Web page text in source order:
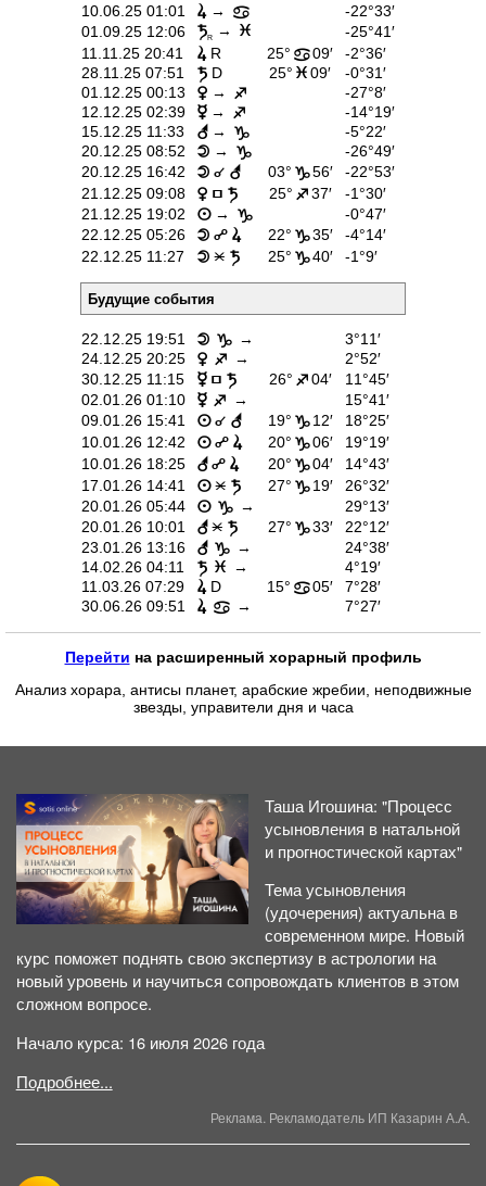
10.06.25 01:01 s→ >
-22°33′
01.09.25 12:06
tR → F
-25°41′
11.11.25 20:41
sR 25° > 09′
-2°36′
28.11.25 07:51
t D 25° F 09′
-0°31′
01.12.25 00:13
q → C
-27°8′
12.12.25 02:39
p→ C
-14°19′
15.12.25 11:33
r→ D
-5°22′
20.12.25 08:52
o → D
-26°49′
20.12.25 16:42
o É r 03° D 56′
-22°53′
21.12.25 09:08
q Í t 25° C 37′
-1°30′
21.12.25 19:02
n→ D
-0°47′
22.12.25 05:26
o Ñ s 22° D 35′
-4°14′
22.12.25 11:27
o Ë t 25° D 40′ -1°9′
Будущие события
22.12.25 19:51 o D →
3°11′
24.12.25 20:25
q C →
2°52′
30.12.25 11:15
p Í t 26° C 04′
11°45′
02.01.26 01:10
p C →
15°41′
09.01.26 15:41
n É r 19° D 12′
18°25′
10.01.26 12:42
n Ñ s 20° D 06′
19°19′
10.01.26 18:25
r Ñ s 20° D 04′
14°43′
17.01.26 14:41
n Ë t 27° D 19′
26°32′
20.01.26 05:44
n D →
29°13′
20.01.26 10:01
r Ë t 27° D 33′
22°12′
23.01.26 13:16
r D →
24°38′
14.02.26 04:11
t F →
4°19′
11.03.26 07:29
sD 15° > 05′
7°28′
30.06.26 09:51
s > → 7°27′
Перейти на расширенный хорарный профиль
Анализ хорара, антисы планет, арабские жребии, неподвижные
звезды, управители дня и часа
Таша Игошина: "Процесс
усыновления в натальной
и прогностической картах"
Тема усыновления
(удочерения) актуальна в
современном мире. Новый
курс поможет поднять свою экспертизу в астрологии на
новый уровень и научиться сопровождать клиентов в этом
сложном вопросе.
Начало курса: 16 июля 2026 года
Подробнее...
Реклама. Рекламодатель ИП Казарин А.А.